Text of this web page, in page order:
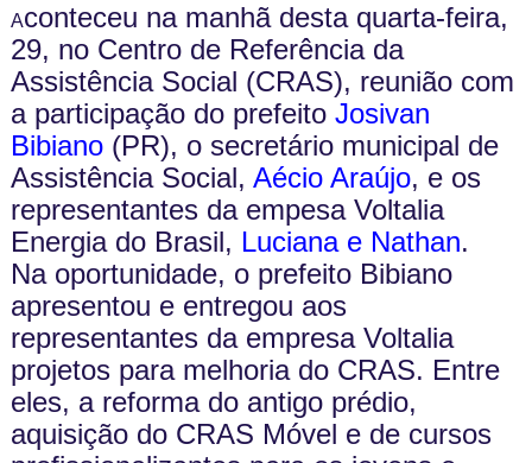
Aconteceu na manhã desta quarta-feira,
29, no Centro de Referência da
Assistência Social (CRAS), reunião com
a participação do prefeito Josivan
Bibiano(PR), o secretário municipal de
Assistência Social, Aécio Araújo, e os
representantes da empesa Voltalia
Energia do Brasil, Luciana e Nathan.
Na oportunidade, o prefeito Bibiano
apresentou e entregou aos
representantes da empresa Voltalia
projetos para melhoria do CRAS. Entre
eles, a reforma do antigo prédio,
aquisição do CRAS Móvel e de cursos